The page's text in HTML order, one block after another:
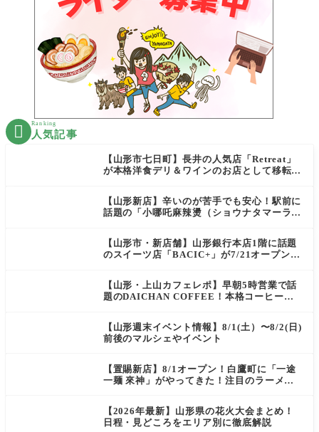
 Ranking
人気記事
【山形市七日町】長井の人気店「Retreat」
が本格洋食デリ＆ワインのお店として移転オ
【山形新店】辛いのが苦手でも安心！駅前に
話題の「小哪吒麻辣燙（ショウナタマーラー
【山形市・新店舗】山形銀行本店1階に話題
のスイーツ店「BACIC+」が7/21オープン！
【山形・上山カフェレポ】早朝5時営業で話
題のDAICHAN COFFEE！本格コーヒーを
【山形週末イベント情報】8/1(土）〜8/2(日)
前後のマルシェやイベント
【置賜新店】8/1オープン！白鷹町に「一途
一麺 來神」がやってきた！注目のラーメン
【2026年最新】山形県の花火大会まとめ！
日程・見どころをエリア別に徹底解説